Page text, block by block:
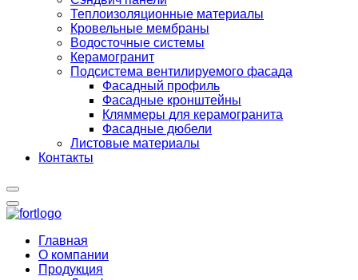
Теплоизоляционные материалы
Кровельные мембраны
Водосточные системы
Керамогранит
Подсистема вентилируемого фасада
Фасадный профиль
Фасадные кронштейны
Кляммеры для керамогранита
Фасадные дюбели
Листовые материалы
Контакты
Главная
О компании
Продукция